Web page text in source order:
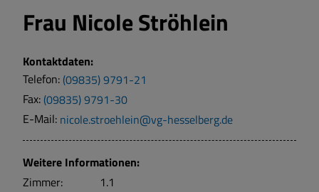
Frau Nicole Ströhlein
Kontaktdaten:
Telefon: (09835) 9791-21
Fax: (09835) 9791-30
E-Mail: nicole.stroehlein@vg-hesselberg.de
Weitere Informationen:
Zimmer:
1.1